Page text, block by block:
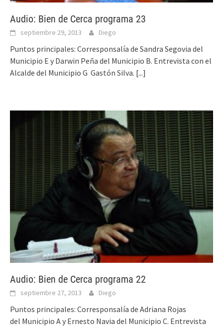
Audio: Bien de Cerca programa 23
septiembre 29, 2013 Diego
Puntos principales: Corresponsalía de Sandra Segovia del
Municipio E y Darwin Peña del Municipio B. Entrevista con el
Alcalde del Municipio G Gastón Silva. [...]
Audio: Bien de Cerca programa 22
septiembre 27, 2013 Diego
Puntos principales: Corresponsalía de Adriana Rojas
del Municipio A y Ernesto Navia del Municipio C. Entrevista